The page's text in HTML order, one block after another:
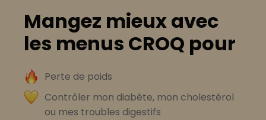
Mangez mieux avec
les menus CROQ pour
Perte de poids
Contrôler mon diabète, mon cholestérol
ou mes troubles digestifs